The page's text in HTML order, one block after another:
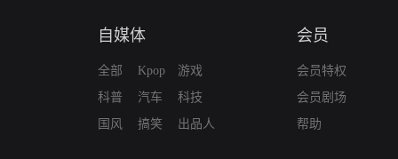
自媒体
全部
科普
国风
Kpop
汽车
搞笑
游戏
科技
出品人
会员
会员特权
会员剧场
帮助